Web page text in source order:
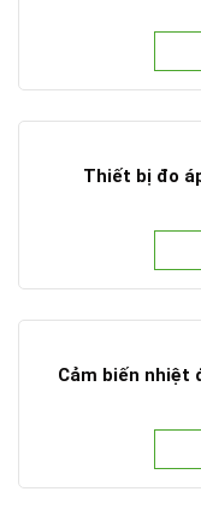
Thiết bị đo
Cảm biến nhiệt